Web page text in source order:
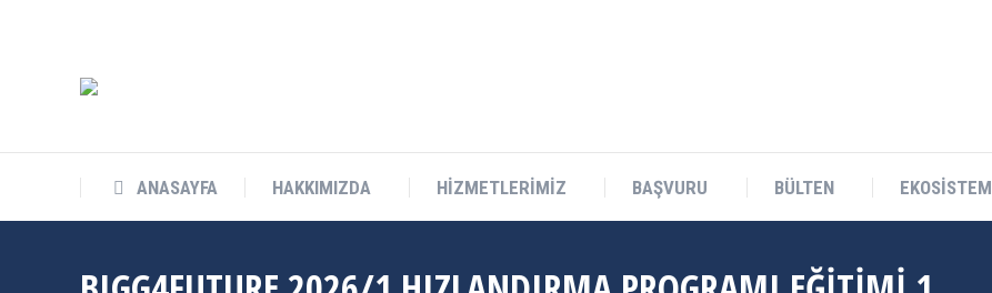
ANASAYFA HAKKIMIZDA HİZMETLERİMİZ BAŞVURU BÜLTEN EKOSİSTEM